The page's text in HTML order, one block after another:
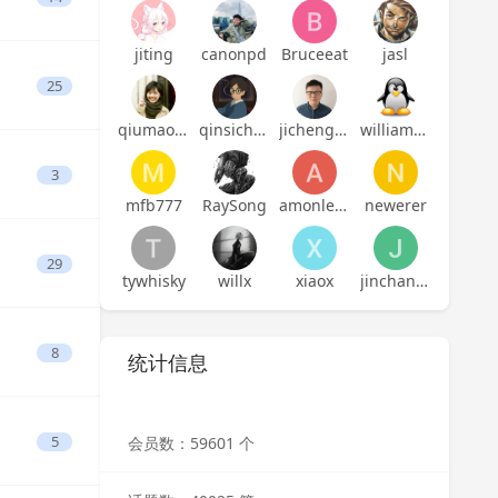
25
3
29
8
5
jiting canonpd Bruceeat jasl
qiumaoyuan qinsicheng jicheng1014 williamherry
mfb777 RaySong amonlei-github newerer
tywhisky willx xiaox jinchanchan
统计信息
会员数：59601 个